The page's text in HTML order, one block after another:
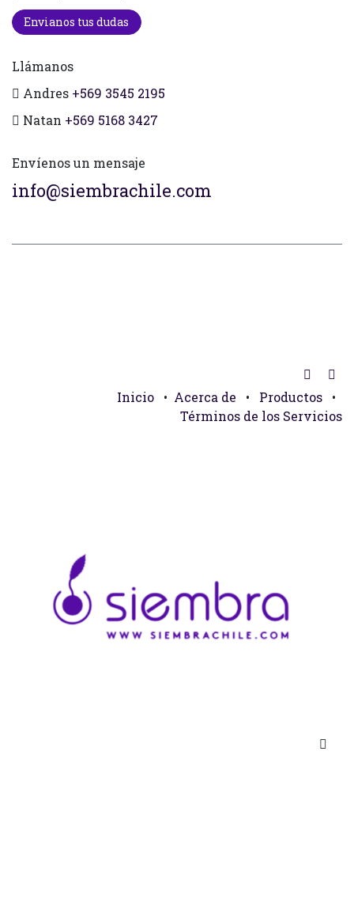
Envianos tus dudas
Llámanos
Andres +569 3545 2195
Natan +569 5168 3427
Envíenos un mensaje
info@siembrachile.com
Inicio • Acerca de • Productos
•
Términos de los Servicios